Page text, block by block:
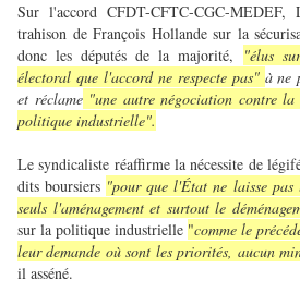
Sur l'accord CFDT-CFTC-CGC-MEDEF,
trahison de François Hollande sur la
donc les députés de la majorité,
"élus
électoral que l'accord ne respecte pas" à ne
et réclame"une autre négociation contre
politique industrielle".
Le syndicaliste réaffirme la nécessite de
dits boursiers "pour que l'État ne laisse
seuls l'aménagement et surtout le
sur la politique industrielle "comme le
leur demande où sont les priorités, aucun
il asséné.